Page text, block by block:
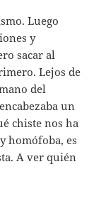
Luego
y
sacar al
Lejos de
del
un
chiste nos ha
homófoba, es
A ver quién